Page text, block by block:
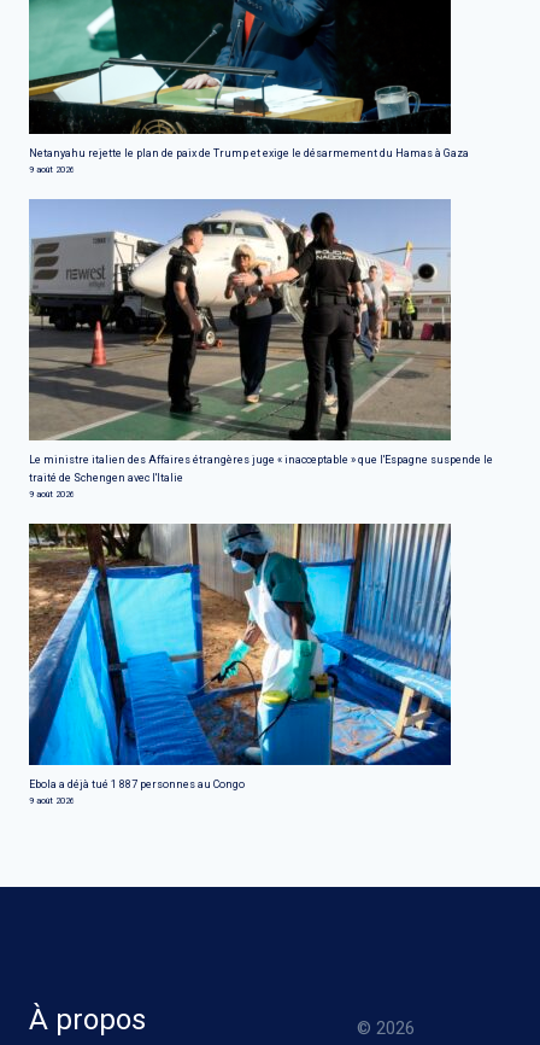
Netanyahu rejette le plan de paix de Trump et exige le désarmement du Hamas à Gaza
9 août 2026
Le ministre italien des Affaires étrangères juge « inacceptable » que l'Espagne suspende le
traité de Schengen avec l'Italie
9 août 2026
Ebola a déjà tué 1 887 personnes au Congo
9 août 2026
À propos © 2026